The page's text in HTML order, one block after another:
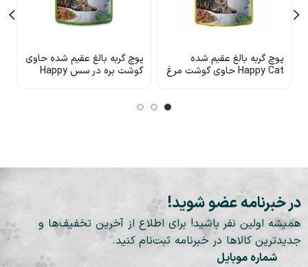
پوچ گربه بالغ عقیم شده
Happy Cat حاوی گوشت مرغ
پوچ گربه بالغ عقیم شده حاوی
گوشت بره در سس Happy
در خبرنامه عضو شوید!
همیشه اولین نفر باشید! برای اطلاع از آخرین تخفیف‌ها و
جدیدترین کالاها در خبرنامه ثبت‌نام کنید.
شماره موبایل